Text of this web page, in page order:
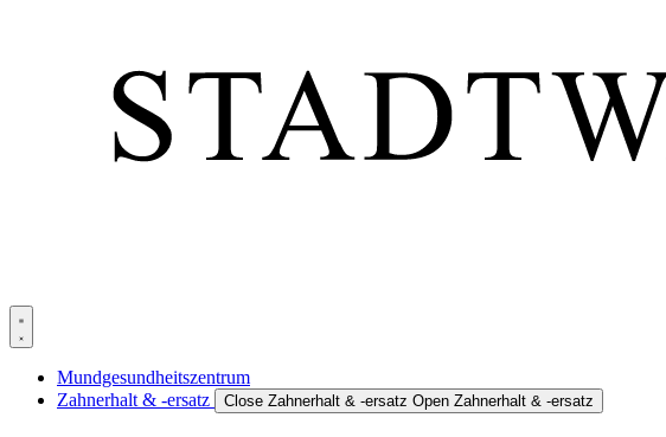
Mundgesundheitszentrum
Zahnerhalt & -ersatz
Close Zahnerhalt & -ersatz Open Zahnerhalt & -ersatz